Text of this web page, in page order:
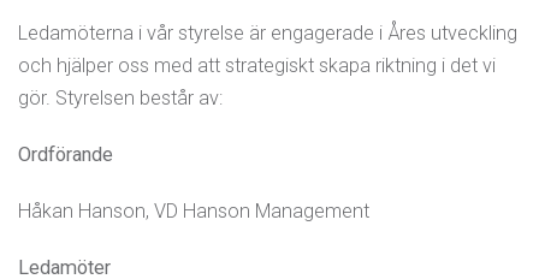
Ledamöterna i vår styrelse är engagerade i Åres utveckling
och hjälper oss med att strategiskt skapa riktning i det vi
gör. Styrelsen består av:
Ordförande
Håkan Hanson, VD Hanson Management
Ledamöter